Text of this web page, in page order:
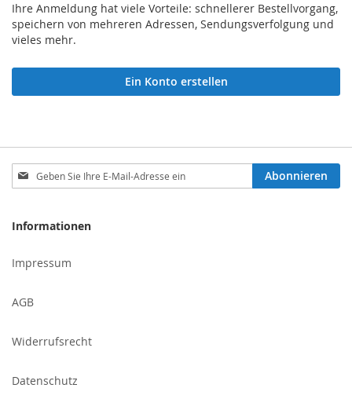
Ihre Anmeldung hat viele Vorteile: schnellerer Bestellvorgang,
speichern von mehreren Adressen, Sendungsverfolgung und
vieles mehr.
Ein Konto erstellen
Melden
Sie
unseren
an:
Abonnieren
Informationen
Impressum
AGB
Widerrufsrecht
Datenschutz